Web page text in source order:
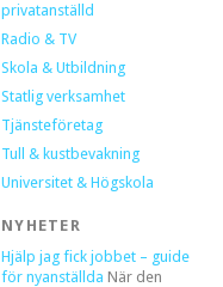
privatanställd
Radio & TV
Skola & Utbildning
Statlig verksamhet
Tjänsteföretag
Tull & kustbevakning
Universitet & Högskola
NYHETER
Hjälp jag fick jobbet – guide
för nyanställda När den